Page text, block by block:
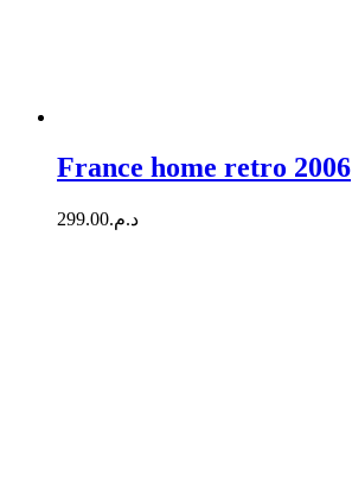
France home retro 2006
د.م.299.00